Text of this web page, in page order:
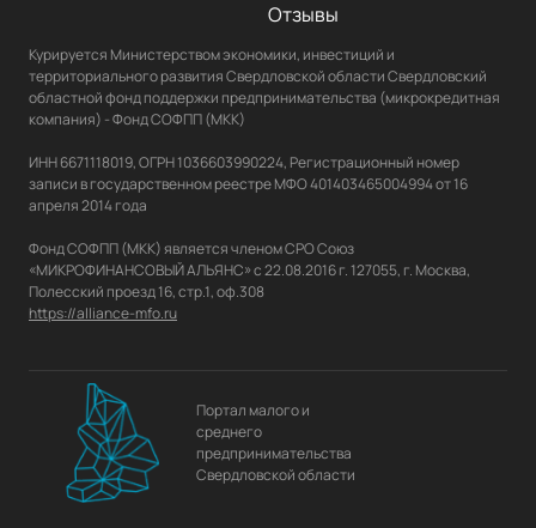
Отзывы
Курируется Министерством экономики, инвестиций и
территориального развития Свердловской области Свердловский
областной фонд поддержки предпринимательства (микрокредитная
компания) - Фонд СОФПП (МКК)
ИНН 6671118019, ОГРН 1036603990224, Регистрационный номер
записи в государственном реестре МФО 401403465004994 от 16
апреля 2014 года
Фонд СОФПП (МКК) является членом СРО Союз
«МИКРОФИНАНСОВЫЙ АЛЬЯНС» с 22.08.2016 г. 127055, г. Москва,
https://alliance-mfo.ru
Портал малого и
среднего
предпринимательства
Свердловской области